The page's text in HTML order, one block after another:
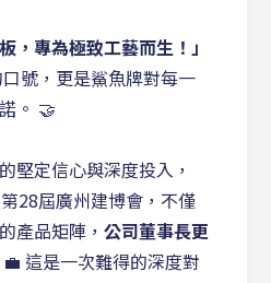
，專為極致工藝而生！」
號，更是鯊魚牌對每一
。 🤝
堅定信心與深度投入，
28屆廣州建博會，不僅
產品矩陣， 公司董事長更
這是一次難得的深度對